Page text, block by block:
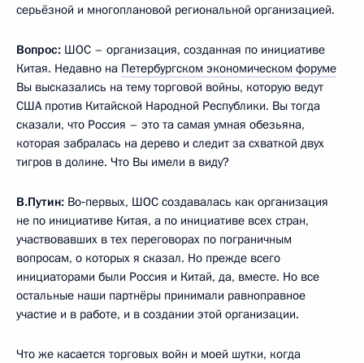
серьёзной и многоплановой региональной организацией.
Вопрос: ШОС – организация, созданная по инициативе
Китая. Недавно на Петербургском экономическом форуме
Вы высказались на тему торговой войны, которую ведут
США против Китайской Народной Республики. Вы тогда
сказали, что Россия – это та самая умная обезьяна,
которая забралась на дерево и следит за схваткой двух
тигров в долине. Что Вы имели в виду?
В.Путин: Во‑первых, ШОС создавалась как организация
не по инициативе Китая, а по инициативе всех стран,
участвовавших в тех переговорах по пограничным
вопросам, о которых я сказал. Но прежде всего
инициаторами были Россия и Китай, да, вместе. Но все
остальные наши партнёры принимали равноправное
участие и в работе, и в создании этой организации.
Что же касается торговых войн и моей шутки, когда